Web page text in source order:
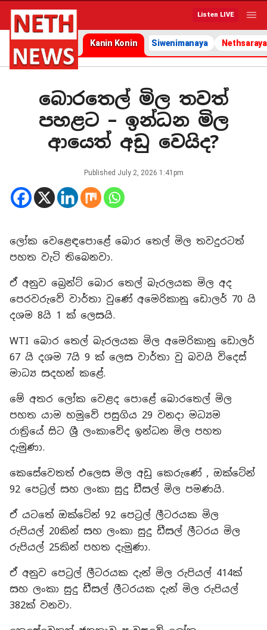
Listen LIVE
Kanin Konin Siwenimanaya Nethsaraya
බොරතෙල් මිල තවත්
පහළට – ඉන්ධන මිල
ආයෙත් අඩු වෙයිද?
Published July 2, 2026 1:41pm
ලෝක වෙළෙඳපොළේ බොර තෙල් මිල තවදුරටත්
පහත වැටි තිබෙනවා.
ඒ අනුව බ්‍රෙන්ට් බොර තෙල් බැරලයක මිල අද
පෙරවරුවේ වාර්තා වුණේ අමෙරිකානු ඩොලර් 70 යි
දශම 8යි 1 ක් ලෙසයි.
WTI බොර තෙල් බැරලයක මිල අමෙරිකානු ඩොලර්
67 යි දශම 7යි 9 ක් ලෙස වාර්තා වු බවයි විදෙස්
මාධ්‍ය සදහන් කළේ.
මේ අතර ලෝක වෙළද පොළේ බොරතෙල් මිල
පහත යාම හමුවේ පසුගිය 29 වනදා මධ්‍යම
රාත්‍රියේ සිට ශ්‍රී ලංකාවේද ඉන්ධන මිල පහත
දැමුණා.
කෙසේවෙතත් එලෙස මිල අඩු කෙරුණේ , ඔක්ටේන්
92 පෙට්‍රල් සහ ලංකා සුදු ඩීසල් මිල පමණයි.
ඒ යටතේ ඔක්ටේන් 92 පෙට්‍රල් ලීටරයක මිල
රුපියල් 20කින් සහ ලංකා සුදු ඩීසල් ලීටරය මිල
රුපියල් 25කින් පහත දැමුණා.
ඒ අනුව පෙට්‍රල් ලීටරයක දැන් මිල රුපියල් 414ක්
සහ ලංකා සුදු ඩීසල් ලීටරයක දැන් මිල රුපියල්
382ක් වනවා.